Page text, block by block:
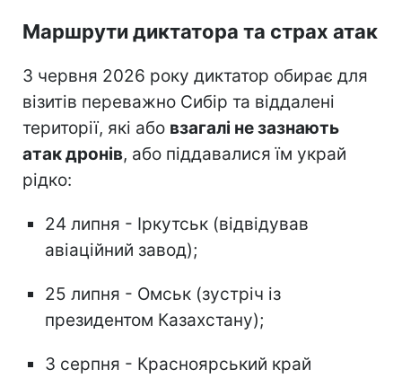
Маршрути диктатора та страх атак
З червня 2026 року диктатор обирає для
візитів переважно Сибір та віддалені
території, які або взагалі не зазнають
атак дронів, або піддавалися їм украй
рідко:
24 липня - Іркутськ (відвідував
авіаційний завод);
25 липня - Омськ (зустріч із
президентом Казахстану);
3 серпня - Красноярський край